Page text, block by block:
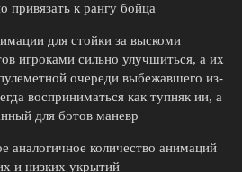
привязать к рангу бойца
для стойки за выскоми
игроками сильно улучшиться, а их
очереди выбежавшего из-
восприниматься как тупняк ии, а
для ботов маневр
аналогичное количество анимаций
и низких укрытий